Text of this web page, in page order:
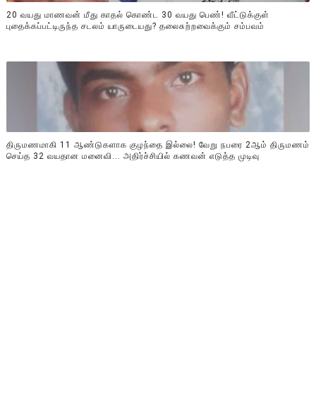
20 வயது மாணவன் மீது காதல் கொண்ட 30 வயது பெண்! வீட்டுக்குள்
புதைக்கப்பட்டிருந்த சடலம் யாருடையது? தலைசுற்றவைக்கும் சம்பவம்
திருமணமாகி 11 ஆண்டுகளாக குழந்தை இல்லை! வேறு நபரை 2ஆம் திருமணம்
செய்த 32 வயதான மனைவி... அதிர்ச்சியில் கணவன் எடுத்த முடிவு